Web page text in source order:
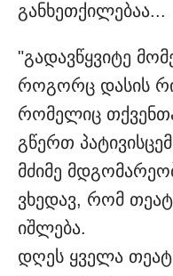
განხეთქილებაა...
"გადავწყვიტე
როგორც დასის
რომელიც
გწერთ
მძიმე
ვხედავ, რომ
იშლება.
დღეს ყველა